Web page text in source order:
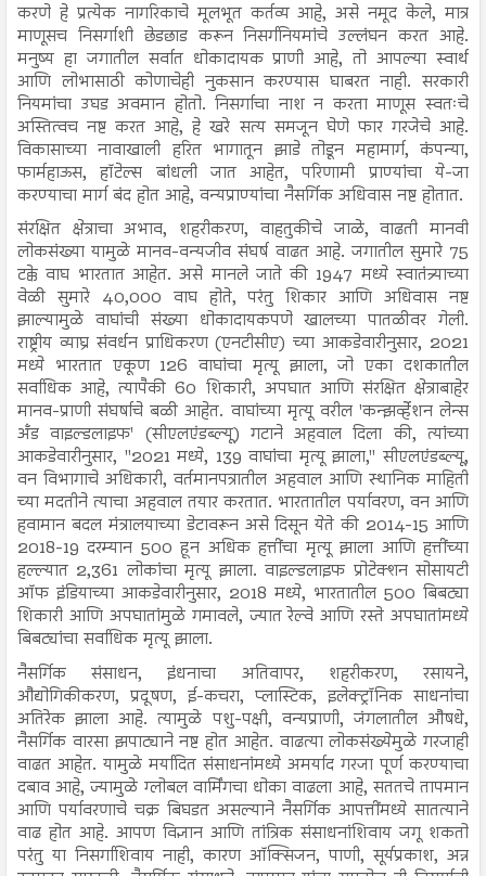
करणे हे प्रत्येक नागरिकाचे मूलभूत कर्तव्य आहे, असे नमूद केले, मात्र
माणूसच निसर्गाशी छेडछाड करून निसर्गनियमांचे उल्लंघन करत आहे.
मनुष्य हा जगातील सर्वात धोकादायक प्राणी आहे, तो आपल्या स्वार्थ
आणि लोभासाठी कोणाचेही नुकसान करण्यास घाबरत नाही. सरकारी
नियमांचा उघड अवमान होतो. निसर्गाचा नाश न करता माणूस स्वतःचे
अस्तित्वच नष्ट करत आहे, हे खरे सत्य समजून घेणे फार गरजेचे आहे.
विकासाच्या नावाखाली हरित भागातून झाडे तोडून महामार्ग, कंपन्या,
फार्महाऊस, हॉटेल्स बांधली जात आहेत, परिणामी प्राण्यांचा ये-जा
करण्याचा मार्ग बंद होत आहे, वन्यप्राण्यांचा नैसर्गिक अधिवास नष्ट होतात.
संरक्षित क्षेत्राचा अभाव, शहरीकरण, वाहतुकीचे जाळे, वाढती मानवी
लोकसंख्या यामुळे मानव-वन्यजीव संघर्ष वाढत आहे. जगातील सुमारे 75
टक्के वाघ भारतात आहेत. असे मानले जाते की 1947 मध्ये स्वातंत्र्याच्या
वेळी सुमारे 40,000 वाघ होते, परंतु शिकार आणि अधिवास नष्ट
झाल्यामुळे वाघांची संख्या धोकादायकपणे खालच्या पातळीवर गेली.
राष्ट्रीय व्याघ्र संवर्धन प्राधिकरण (एनटीसीए) च्या आकडेवारीनुसार, 2021
मध्ये भारतात एकूण 126 वाघांचा मृत्यू झाला, जो एका दशकातील
सर्वाधिक आहे, त्यापैकी 60 शिकारी, अपघात आणि संरक्षित क्षेत्राबाहेर
मानव-प्राणी संघर्षाचे बळी आहेत. वाघांच्या मृत्यू वरील 'कन्झर्व्हेशन लेन्स
अँड वाइल्डलाइफ' (सीएलएंडब्ल्यू) गटाने अहवाल दिला की, त्यांच्या
आकडेवारीनुसार, "2021 मध्ये, 139 वाघांचा मृत्यू झाला," सीएलएंडब्ल्यू,
वन विभागाचे अधिकारी, वर्तमानपत्रातील अहवाल आणि स्थानिक माहिती
च्या मदतीने त्याचा अहवाल तयार करतात. भारतातील पर्यावरण, वन आणि
हवामान बदल मंत्रालयाच्या डेटावरून असे दिसून येते की 2014-15 आणि
2018-19 दरम्यान 500 हून अधिक हत्तींचा मृत्यू झाला आणि हत्तींच्या
हल्ल्यात 2,361 लोकांचा मृत्यू झाला. वाइल्डलाइफ प्रोटेक्शन सोसायटी
ऑफ इंडियाच्या आकडेवारीनुसार, 2018 मध्ये, भारतातील 500 बिबट्या
शिकारी आणि अपघातांमुळे गमावले, ज्यात रेल्वे आणि रस्ते अपघातांमध्ये
बिबट्यांचा सर्वाधिक मृत्यू झाला.
नैसर्गिक संसाधन, इंधनाचा अतिवापर, शहरीकरण, रसायने,
औद्योगिकीकरण, प्रदूषण, ई-कचरा, प्लास्टिक, इलेक्ट्रॉनिक साधनांचा
अतिरेक झाला आहे. त्यामुळे पशु-पक्षी, वन्यप्राणी, जंगलातील औषधे,
नैसर्गिक वारसा झपाट्याने नष्ट होत आहेत. वाढत्या लोकसंख्येमुळे गरजाही
वाढत आहेत. यामुळे मर्यादित संसाधनांमध्ये अमर्याद गरजा पूर्ण करण्याचा
दबाव आहे, ज्यामुळे ग्लोबल वार्मिंगचा धोका वाढला आहे, सततचे तापमान
आणि पर्यावरणाचे चक्र बिघडत असल्याने नैसर्गिक आपत्तींमध्ये सातत्याने
वाढ होत आहे. आपण विज्ञान आणि तांत्रिक संसाधनांशिवाय जगू शकतो
परंतु या निसर्गाशिवाय नाही, कारण ऑक्सिजन, पाणी, सूर्यप्रकाश, अन्न